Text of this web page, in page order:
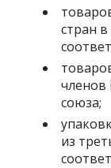
стран
членов
союза;
из